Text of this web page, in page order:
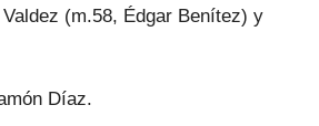
(m.58, Édgar Benítez) y
Díaz.